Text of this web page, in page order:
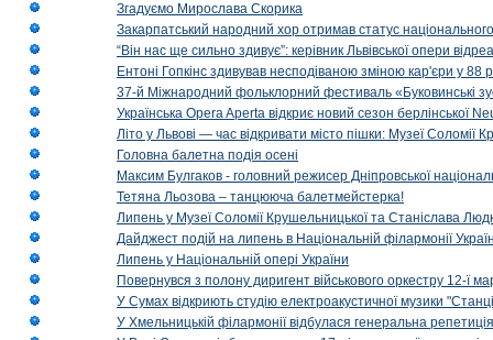
Згадуємо Мирослава Скорика
Закарпатський народний хор отримав статус національного
“Він нас ще сильно здивує”: керівник Львівської опери
Ентоні Гопкінс здивував несподіваною зміною кар'єри у 88
37-й Міжнародний фольклорний фестиваль «Буковинські
Українська Opera Aperta відкриє новий сезон берлінської
Літо у Львові — час відкривати місто пішки: Музеї Соломії
Головна балетна подія осені
Максим Булгаков - головний режисер Дніпровської
Тетяна Льозова – танцююча балетмейстерка!
Липень у Музеї Соломії Крушельницької та Станіслава
Дайджест подій на липень в Національній філармонії
Липень у Національній опері України
Повернувся з полону диригент військового оркестру 12-ї
У Сумах відкриють студію електроакустичної музики
У Хмельницькій філармонії відбулася генеральна